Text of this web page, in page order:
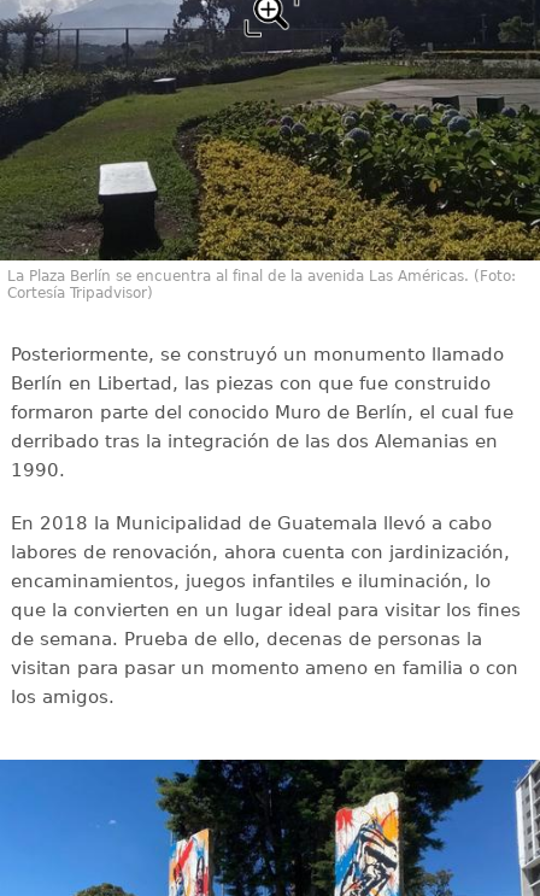
La Plaza Berlín se encuentra al final de la avenida Las Américas. (Foto:
Cortesía Tripadvisor)
Posteriormente, se construyó un monumento llamado
Berlín en Libertad, las piezas con que fue construido
formaron parte del conocido Muro de Berlín, el cual fue
derribado tras la integración de las dos Alemanias en
1990.
En 2018 la Municipalidad de Guatemala llevó a cabo
labores de renovación, ahora cuenta con jardinización,
encaminamientos, juegos infantiles e iluminación, lo
que la convierten en un lugar ideal para visitar los fines
de semana. Prueba de ello, decenas de personas la
visitan para pasar un momento ameno en familia o con
los amigos.